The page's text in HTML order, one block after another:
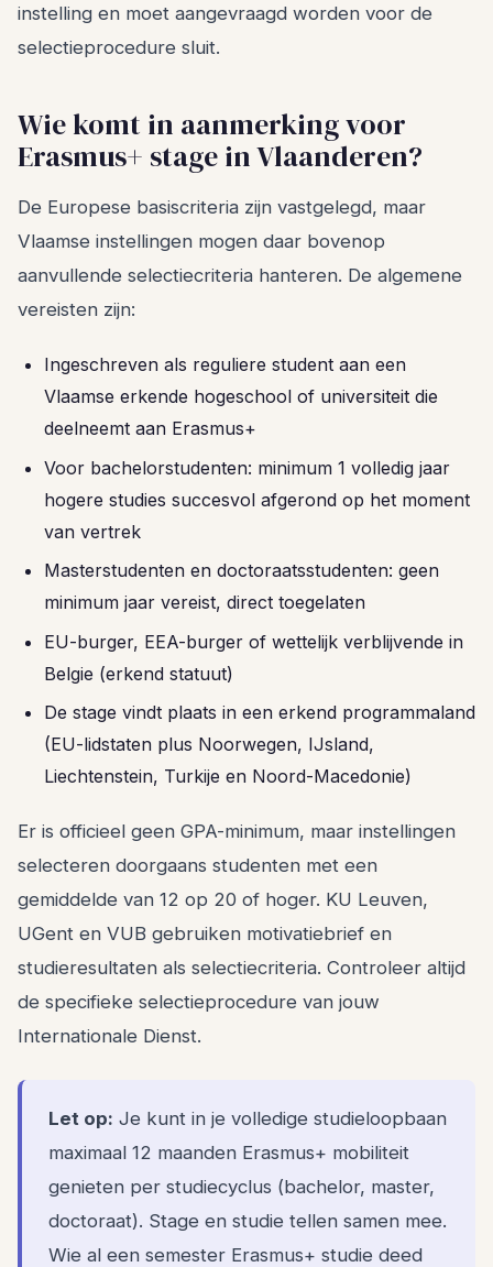
instelling en moet aangevraagd worden voor de
selectieprocedure sluit.
Wie komt in aanmerking voor
Erasmus+ stage in Vlaanderen?
De Europese basiscriteria zijn vastgelegd, maar
Vlaamse instellingen mogen daar bovenop
aanvullende selectiecriteria hanteren. De algemene
vereisten zijn:
Ingeschreven als reguliere student aan een
Vlaamse erkende hogeschool of universiteit die
deelneemt aan Erasmus+
Voor bachelorstudenten: minimum 1 volledig jaar
hogere studies succesvol afgerond op het moment
van vertrek
Masterstudenten en doctoraatsstudenten: geen
minimum jaar vereist, direct toegelaten
EU-burger, EEA-burger of wettelijk verblijvende in
Belgie (erkend statuut)
De stage vindt plaats in een erkend programmaland
(EU-lidstaten plus Noorwegen, IJsland,
Liechtenstein, Turkije en Noord-Macedonie)
Er is officieel geen GPA-minimum, maar instellingen
selecteren doorgaans studenten met een
gemiddelde van 12 op 20 of hoger. KU Leuven,
UGent en VUB gebruiken motivatiebrief en
studieresultaten als selectiecriteria. Controleer altijd
de specifieke selectieprocedure van jouw
Internationale Dienst.
Let op: Je kunt in je volledige studieloopbaan
maximaal 12 maanden Erasmus+ mobiliteit
genieten per studiecyclus (bachelor, master,
doctoraat). Stage en studie tellen samen mee.
Wie al een semester Erasmus+ studie deed